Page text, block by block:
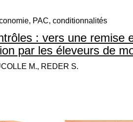
PAC, conditionnalités
: vers une remise
par les éleveurs de
M., REDER S.